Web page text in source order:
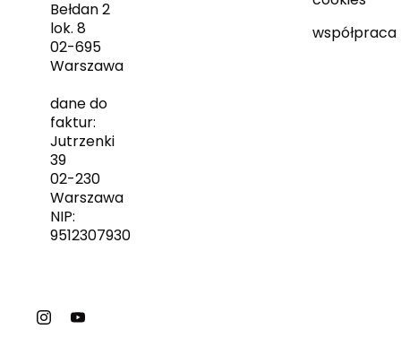
Bełdan 2
lok. 8
02-695
Warszawa
dane do
faktur:
Jutrzenki
39
02-230
Warszawa
NIP:
9512307930
współpraca